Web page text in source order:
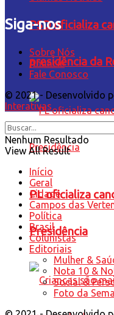
PSD oficializa
presidência da
PL oficializa
Presidência
Siga-nos
Sobre Nós
Anuncie
Fale Conosco
© 2021 - Desenvolvido
Interativas
Nenhum Resultado
View All Result
Início
Geral
Cidade
Campos das
Política
Brasil
Colunistas
Editoriais
Mulher &
Nota 10 &
Social &
Foto da